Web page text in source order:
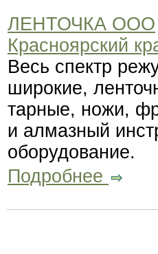
ЛЕНТОЧКА ООО
Красноярский
Весь спектр
широкие,
тарные, ножи,
и алмазный
оборудование.
Подробнее